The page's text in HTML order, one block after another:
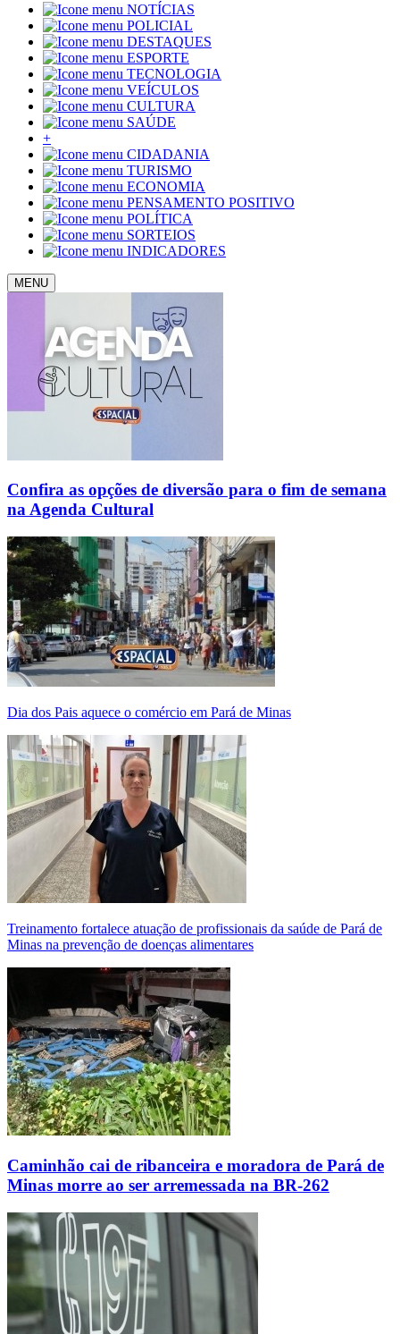
NOTÍCIAS
POLICIAL
DESTAQUES
ESPORTE
TECNOLOGIA
VEÍCULOS
CULTURA
SAÚDE
+
CIDADANIA
TURISMO
ECONOMIA
PENSAMENTO POSITIVO
POLÍTICA
SORTEIOS
INDICADORES
MENU
Confira as opções de diversão para o fim de semana
na Agenda Cultural
Dia dos Pais aquece o comércio em Pará de Minas
Treinamento fortalece atuação de profissionais da saúde de Pará de
Minas na prevenção de doenças alimentares
Caminhão cai de ribanceira e moradora de Pará de
Minas morre ao ser arremessada na BR-262